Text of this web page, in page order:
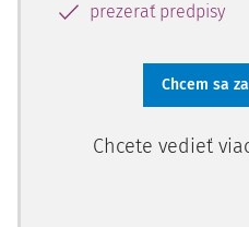
prezerať predpisy
Chcem sa
Chcete vedieť